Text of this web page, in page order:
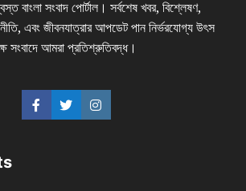
বাংলা সংবাদ পোর্টাল। সর্বশেষ খবর, বিশ্লেষণ,
এবং জীবনযাত্রার আপডেট পান নির্ভরযোগ্য উৎস
সংবাদে আমরা প্রতিশ্রুতিবদ্ধ।